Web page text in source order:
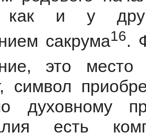
как и у
сакрума16.
это место
символ
духовному
есть